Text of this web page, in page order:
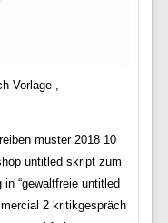
Vorlage ,
muster 2018 10
untitled skript zum
“gewaltfreie untitled
2 kritikgespräch